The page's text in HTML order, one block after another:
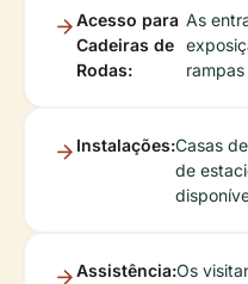
Acesso para
Cadeiras de
Rodas:
As
Instalações:Casas
de
Assistência:Os